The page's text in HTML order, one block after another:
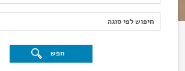
חיפוש לפי סוגה
חיפוש לפי סוגה
חפש